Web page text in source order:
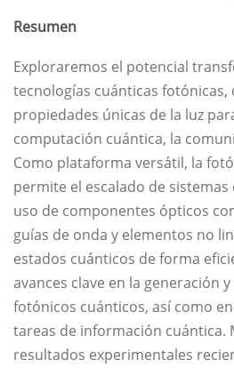
Resumen
Exploraremos el potencial
tecnologías cuánticas fotónicas,
propiedades únicas de la luz
computación cuántica, la
Como plataforma versátil, la
permite el escalado de
uso de componentes ópticos
guías de onda y elementos no
estados cuánticos de forma
avances clave en la generación
fotónicos cuánticos, así como
tareas de información cuántica.
resultados experimentales